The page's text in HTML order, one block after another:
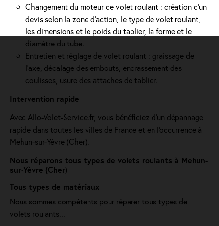
Changement du moteur de volet roulant : création d'un
devis selon la zone d’action, le type de volet roulant,
les dimensions et le poids du tablier, la forme et le
diamètre du tube.
Entretien et réglage de volet roulant : graissage de
l’axe, décalage des embouts, encrassement des
coulisses, usure des attaches de tablier.
Intervention rapide
Avec Allo-Volet-Service.fr, vous bénéficiez d'un dépannage
rapide dans toutes les villes de France et en l'occurrence à
Mehun-sur-Yèvre (Cher).
Nous réparons tous types de volets roulants à Mehun-
sur-Yèvre (Cher)
Tous types de matériaux
Nous sommes compétents pour réparer tous types de
volets roulants...